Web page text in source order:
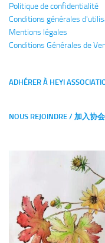
Politique de confidentialité
Conditions générales
Mentions légales
Conditions Générales de
ADHÉRER À HEYI
NOUS REJOINDRE / 加入协会